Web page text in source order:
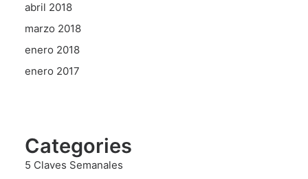
abril 2018
marzo 2018
enero 2018
enero 2017
Categories
5 Claves Semanales